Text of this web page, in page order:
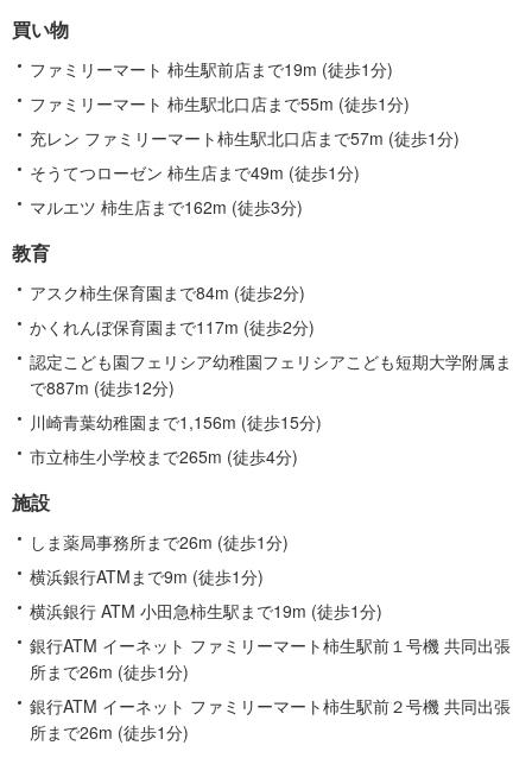
す
る
情
報
買い物
ファミリーマート 柿生駅前店まで19m (徒歩1分)
ファミリーマート 柿生駅北口店まで55m (徒歩1分)
充レン ファミリーマート柿生駅北口店まで57m (徒歩1分)
そうてつローゼン 柿生店まで49m (徒歩1分)
マルエツ 柿生店まで162m (徒歩3分)
教育
アスク柿生保育園まで84m (徒歩2分)
かくれんぼ保育園まで117m (徒歩2分)
認定こども園フェリシア幼稚園フェリシアこども短期大学附属ま
で887m (徒歩12分)
川崎青葉幼稚園まで1,156m (徒歩15分)
市立柿生小学校まで265m (徒歩4分)
施設
しま薬局事務所まで26m (徒歩1分)
横浜銀行ATMまで9m (徒歩1分)
横浜銀行 ATM 小田急柿生駅まで19m (徒歩1分)
銀行ATM イーネット ファミリーマート柿生駅前１号機 共同出張
所まで26m (徒歩1分)
銀行ATM イーネット ファミリーマート柿生駅前２号機 共同出張
所まで26m (徒歩1分)